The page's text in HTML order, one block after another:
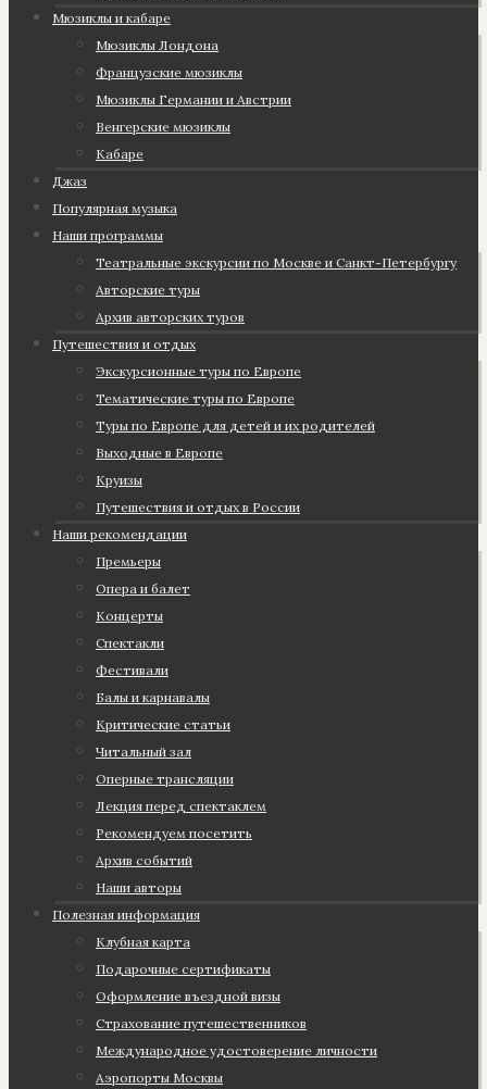
Мюзиклы и кабаре
Мюзиклы Лондона
Французские мюзиклы
Мюзиклы Германии и Австрии
Венгерские мюзиклы
Кабаре
Джаз
Популярная музыка
Наши программы
Театральные экскурсии по Москве и Санкт-Петербургу
Авторские туры
Архив авторских туров
Путешествия и отдых
Экскурсионные туры по Европе
Тематические туры по Европе
Туры по Европе для детей и их родителей
Выходные в Европе
Круизы
Путешествия и отдых в России
Наши рекомендации
Премьеры
Опера и балет
Концерты
Спектакли
Фестивали
Балы и карнавалы
Критические статьи
Читальный зал
Оперные трансляции
Лекция перед спектаклем
Рекомендуем посетить
Архив событий
Наши авторы
Полезная информация
Клубная карта
Подарочные сертификаты
Оформление въездной визы
Страхование путешественников
Международное удостоверение личности
Аэропорты Москвы